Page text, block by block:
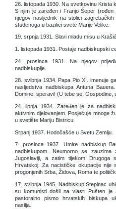
26. listopada 1930. Na svetkovinu Krista
S njim je zaređen i Franjo Šeper
njegov nasljednik na stolici
studenoga u bazilici svete Marije Velike.
19. srpnja 1931. Slavi mladu misu u
1. listopada 1931. Postaje nadbiskupski
24. prosinca 1931. Na njegov
nadbiskupije.
28. svibnja 1934. Papa Pio XI. imenuje
nasljedstva nadbiskupa Antuna
Domine, speravi! (U tebe se, Gospodine,
24. lipnja 1934. Zaređen je za
aktivnim djelovanjem. Posjećuje mnoge
u svetište Mariju Bistricu.
Srpanj 1937. Hodočašće u Svetu Zemlju.
7. prosinca 1937. Umire nadbiskup
nadbiskupom. Neumorno se
Jugoslaviji, a zatim tijekom Drugoga
Hrvatskoj. Za nacističke okupacije
progonjenih Srba, Židova, Roma te
17. svibnja 1945. Nadbiskup Stepinac
su komunisti došli na vlast. Pušten je
pastoralno pismo hrvatskih biskupa
nasilja.